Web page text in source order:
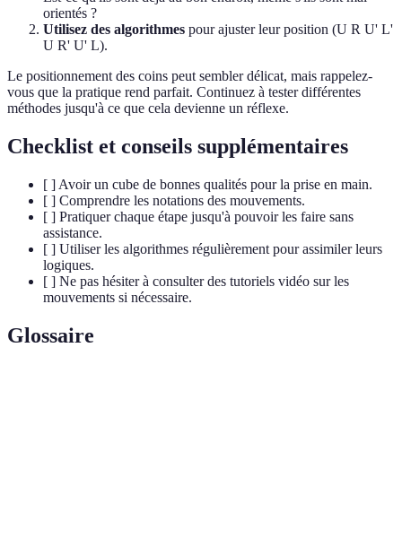
orientés ?
Utilisez des algorithmes pour ajuster leur position (U R U' L'
U R' U' L).
Le positionnement des coins peut sembler délicat, mais rappelez-
vous que la pratique rend parfait. Continuez à tester différentes
méthodes jusqu'à ce que cela devienne un réflexe.
Checklist et conseils supplémentaires
[ ] Avoir un cube de bonnes qualités pour la prise en main.
[ ] Comprendre les notations des mouvements.
[ ] Pratiquer chaque étape jusqu'à pouvoir les faire sans
assistance.
[ ] Utiliser les algorithmes régulièrement pour assimiler leurs
logiques.
[ ] Ne pas hésiter à consulter des tutoriels vidéo sur les
mouvements si nécessaire.
Glossaire